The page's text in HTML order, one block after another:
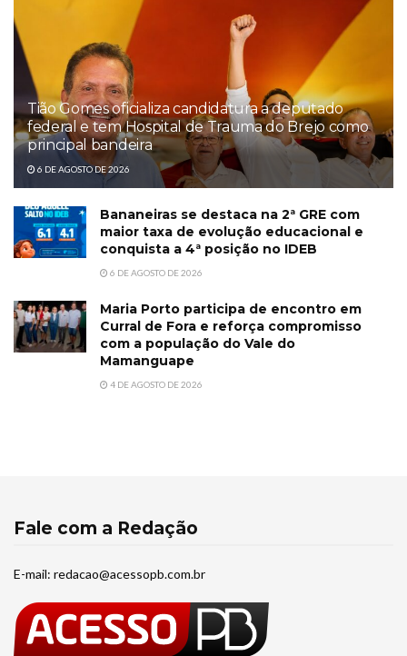
Tião Gomes oficializa candidatura a deputado
federal e tem Hospital de Trauma do Brejo como
principal bandeira
6 DE AGOSTO DE 2026
Bananeiras se destaca na 2ª GRE com
maior taxa de evolução educacional e
conquista a 4ª posição no IDEB
6 DE AGOSTO DE 2026
Maria Porto participa de encontro em
Curral de Fora e reforça compromisso
com a população do Vale do
Mamanguape
4 DE AGOSTO DE 2026
Fale com a Redação
E-mail: redacao@acessopb.com.br